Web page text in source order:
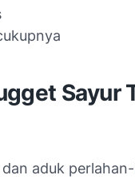
Sayur
aduk